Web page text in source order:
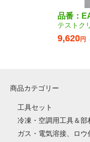
品番：
テストク
9,620円
商品カテゴリー
工具セット
冷凍・空調用工具＆部
ガス・電気溶接、ロウ